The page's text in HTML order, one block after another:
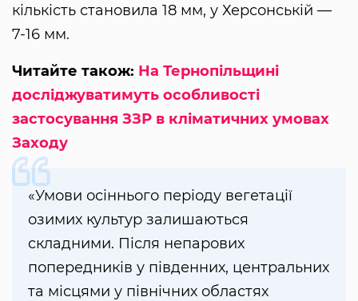
кількість становила 18 мм, у Херсонській —
7-16 мм.
Читайте також: На Тернопільщині
досліджуватимуть особливості
застосування ЗЗР в кліматичних умовах
Заходу
«Умови осіннього періоду вегетації
озимих культур залишаються
складними. Після непарових
попередників у південних, центральних
та місцями у північних областях